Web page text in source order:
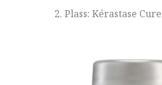
2. Plass: Kérastase